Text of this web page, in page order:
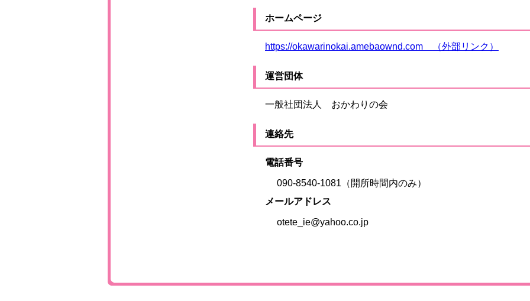
ホームページ
https://okawarinokai.amebaownd.com （外部リンク）
運営団体
一般社団法人 おかわりの会
連絡先
電話番号
090-8540-1081（開所時間内のみ）
メールアドレス
otete_ie@yahoo.co.jp